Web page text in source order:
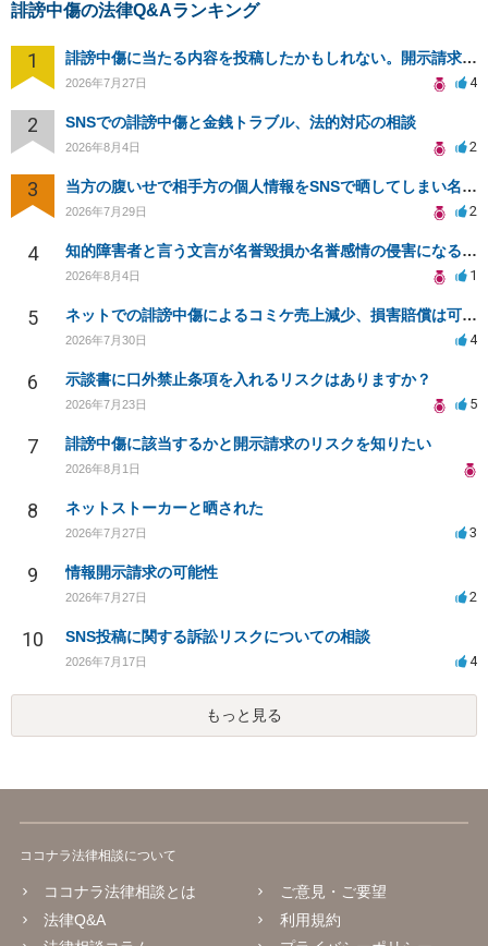
誹謗中傷の法律Q&Aランキング
1 誹謗中傷に当たる内容を投稿したかもしれない。開示請求や民事刑事裁判に発展しうるのか教えて欲しい。
2026年7月27日 4
2 SNSでの誹謗中傷と金銭トラブル、法的対応の相談
2026年8月4日 2
3 当方の腹いせで相手方の個人情報をSNSで晒してしまい名誉毀損させてしまったかもしれない
2026年7月29日 2
4 知的障害者と言う文言が名誉毀損か名誉感情の侵害になるか教えてほしい。
2026年8月4日 1
5 ネットでの誹謗中傷によるコミケ売上減少、損害賠償は可能か？
2026年7月30日 4
6 示談書に口外禁止条項を入れるリスクはありますか？
2026年7月23日 5
7 誹謗中傷に該当するかと開示請求のリスクを知りたい
2026年8月1日
8 ネットストーカーと晒された
2026年7月27日 3
9 情報開示請求の可能性
2026年7月27日 2
10 SNS投稿に関する訴訟リスクについての相談
2026年7月17日 4
もっと見る
ココナラ法律相談について
ココナラ法律相談とは
法律Q&A
ご意見・ご要望
利用規約